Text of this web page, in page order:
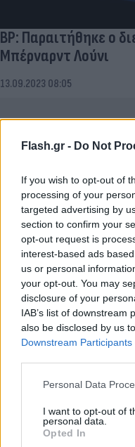
Flash.gr - Do Not
If you wish to opt-out of
processing of your
targeted advertising by
section to confirm your
opt-out request is
interest-based ads
us or personal
your opt-out. You may
disclosure of your
IAB’s list of downstream
also be disclosed by us
Downstream Participants
Please note that this
not limited to your visit
grant or deny consent to
use your data for below
Personal Data
I want to opt-out of
personal data.
Opted In
BP: Παραιτήθηκε ο
Μπέρναρντ Λούνι
13.09.2023 08:05
BP Uber: Ενώνουν
ηλεκτροκίνηση
03.04.2023 13:44